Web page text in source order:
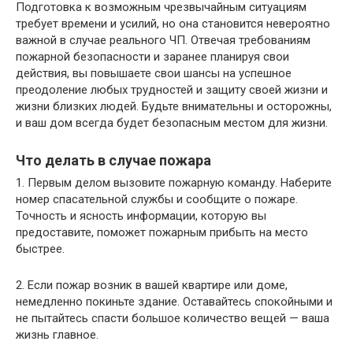
Подготовка к возможным чрезвычайным ситуациям
требует времени и усилий, но она становится невероятно
важной в случае реального ЧП. Отвечая требованиям
пожарной безопасности и заранее планируя свои
действия, вы повышаете свои шансы на успешное
преодоление любых трудностей и защиту своей жизни и
жизни близких людей. Будьте внимательны и осторожны,
и ваш дом всегда будет безопасным местом для жизни.
Что делать в случае пожара
1. Первым делом вызовите пожарную команду. Наберите
номер спасательной службы и сообщите о пожаре.
Точность и ясность информации, которую вы
предоставите, поможет пожарным прибыть на место
быстрее.
2. Если пожар возник в вашей квартире или доме,
немедленно покиньте здание. Оставайтесь спокойными и
не пытайтесь спасти большое количество вещей — ваша
жизнь главное.